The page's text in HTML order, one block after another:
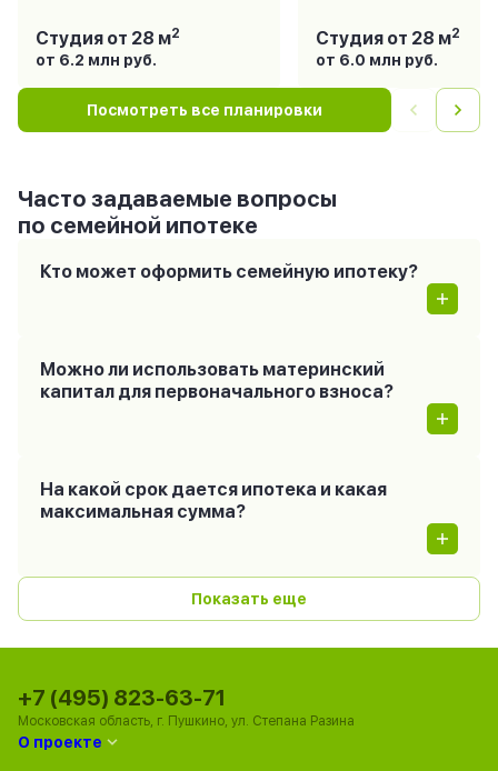
Студия от 28 м2
от 6.2 млн руб.
Студия от 28 м2
от 6.0 млн руб.
Посмотреть все планировки
Часто задаваемые вопросы
по семейной ипотеке
Кто может оформить семейную ипотеку?
Можно ли использовать материнский
капитал для первоначального взноса?
На какой срок дается ипотека и какая
максимальная сумма?
Показать еще
О проекте
+7 (495) 823-63-71
Московская область, г. Пушкино, ул. Степана Разина